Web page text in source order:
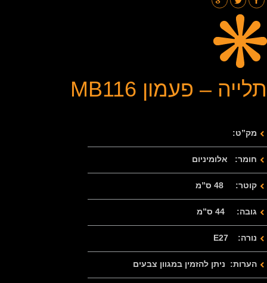
תלייה – פעמון MB116
מק”ט:
חומר: אלומיניום
קוטר: 48 ס”מ
גובה: 44 ס”מ
נורה: E27
הערות: ניתן להזמין במגוון צבעים